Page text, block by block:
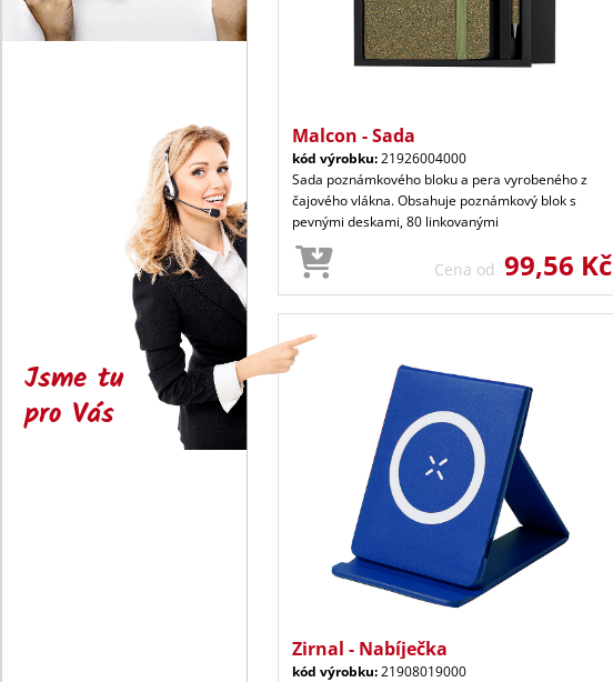
Jsme tu
pro Vás
Malcon - Sada
kód výrobku:21926004000
Sada poznámkového bloku a pera vyrobeného z
čajového vlákna. Obsahuje poznámkový blok s
pevnými deskami, 80 linkovanými
Cena od 99,56 Kč
Zirnal - Nabíječka
kód výrobku:21908019000